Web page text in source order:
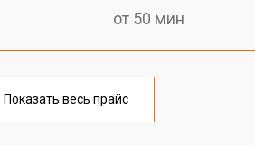
от 50 мин
от 60 мин
Показать весь прайс